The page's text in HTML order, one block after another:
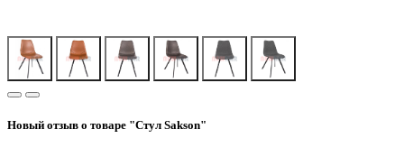
Новый отзыв о товаре "Стул Sakson"